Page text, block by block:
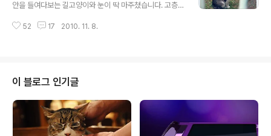
안을 들여다보는 길고양이와 눈이 딱 마주쳤습니다. 고층
이와 마주 볼 기회가 드문 터라 눈을 떼지 못하고 쳐다보고
돌리기 어려웠습니다. 한 사람과 고양이 한 마리가 그렇게
오래 마주보며 서 있었습니다.
52 17 2010. 11. 8.
이 블로그 인기글